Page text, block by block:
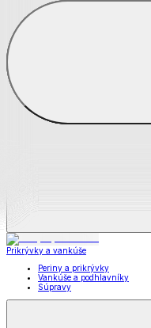
Zobraziť všetko
Všetko z Matrace a matracové chrániče
Matrace
Chrániče na matrace
Prikrývky a vankúše
Periny a prikrývky
Vankúše a podhlavníky
Súpravy